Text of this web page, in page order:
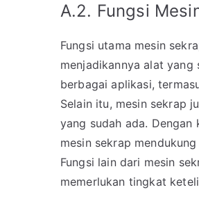
A.2. Fungsi
Fungsi utama mesin
menjadikannya alat
berbagai aplikasi,
Selain itu, mesin sekrap
yang sudah ada.
mesin sekrap
Fungsi lain dari mesin
memerlukan tingkat